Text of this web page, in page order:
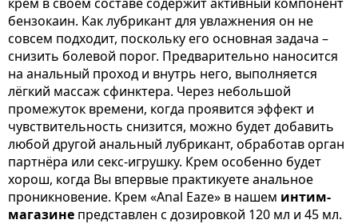
бензокаин. Как лубрикант для увлажнения он не
совсем подходит, поскольку его основная задача –
снизить болевой порог. Предварительно наносится
на анальный проход и внутрь него, выполняется
лёгкий массаж сфинктера. Через небольшой
промежуток времени, когда проявится эффект и
чувствительность снизится, можно будет добавить
любой другой анальный лубрикант, обработав орган
партнёра или секс-игрушку. Крем особенно будет
хорош, когда Вы впервые практикуете анальное
проникновение. Крем «Anal Eaze» в нашем интим-
магазине представлен с дозировкой 120 мл и 45 мл.